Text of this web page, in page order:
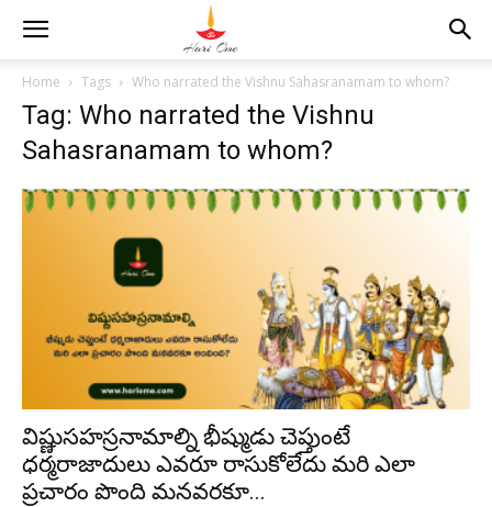
Home Tags Who narrated the Vishnu Sahasranamam to whom?
Tag: Who narrated the Vishnu
Sahasranamam to whom?
విష్ణుసహస్రనామాల్ని భీష్ముడు చెప్తుంటే
ధర్మరాజాదులు ఎవరూ రాసుకోలేదు మరి ఎలా
ప్రచారం పొంది మనవరకూ...